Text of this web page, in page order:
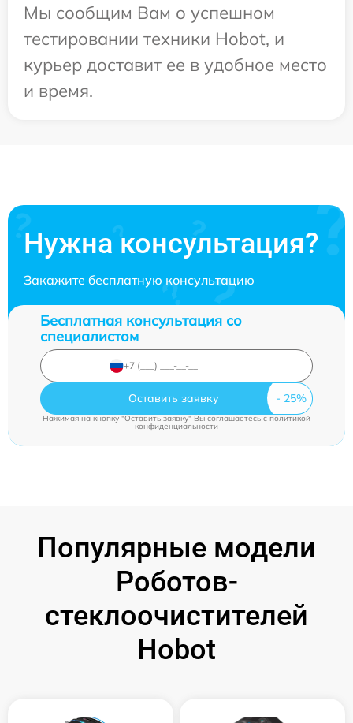
Мы сообщим Вам о успешном
тестировании техники Hobot, и
курьер доставит ее в удобное место
и время.
Нужна консультация?
Закажите бесплатную консультацию
Бесплатная консультация со
специалистом
Оставить заявку
Нажимая на кнопку "Оставить заявку" Вы соглашаетесь cполитикой
конфиденциальности
Популярные модели
Роботов-
стеклоочистителей
Hobot